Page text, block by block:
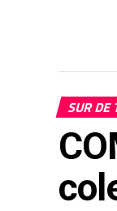
SUR DE